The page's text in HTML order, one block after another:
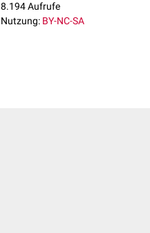
8.194 Aufrufe
Nutzung: BY-NC-SA